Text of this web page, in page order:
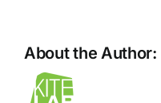
About the Author: